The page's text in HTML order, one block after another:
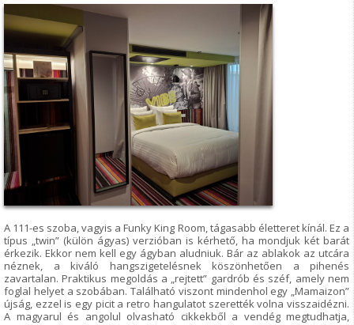
A 111-es szoba, vagyis a Funky King Room, tágasabb életteret kínál. Ez a
típus „twin” (külön ágyas) verzióban is kérhető, ha mondjuk két barát
érkezik. Ekkor nem kell egy ágyban aludniuk. Bár az ablakok az utcára
néznek, a kiváló hangszigetelésnek köszönhetően a pihenés
zavartalan. Praktikus megoldás a „rejtett” gardrób és széf, amely nem
foglal helyet a szobában. Található viszont mindenhol egy „Mamaizon”
újság, ezzel is egy picit a retro hangulatot szerették volna visszaidézni.
A magyarul és angolul olvasható cikkekből a vendég megtudhatja,